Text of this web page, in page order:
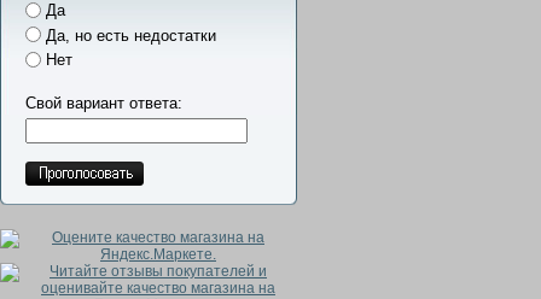
Да
Да, но есть недостатки
Нет
Свой вариант ответа: